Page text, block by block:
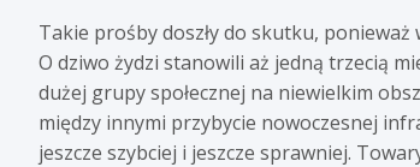
Takie prośby doszły do skutku, ponieważ
O dziwo żydzi stanowili aż jedną trzecią
dużej grupy społecznej na niewielkim
między innymi przybycie nowoczesnej
jeszcze szybciej i jeszcze sprawniej.